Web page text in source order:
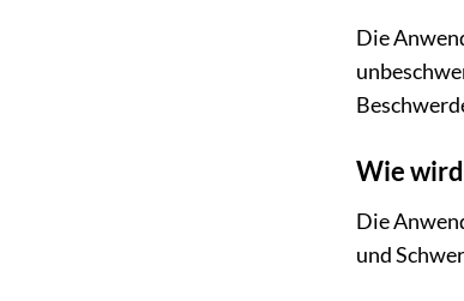
Die
Wie
Die
und